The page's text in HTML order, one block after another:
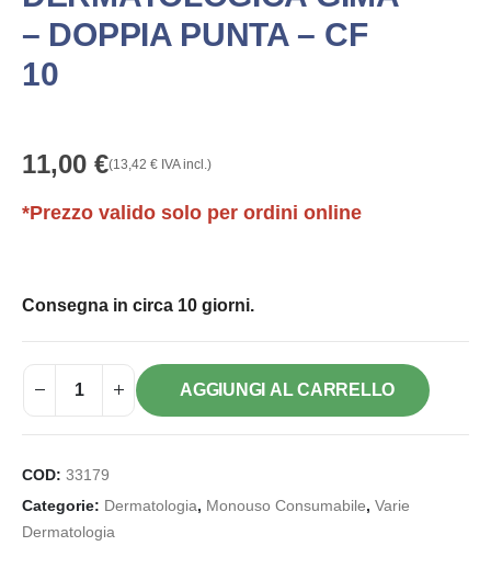
– DOPPIA PUNTA – CF
10
11,00 €(13,42 € IVA incl.)
*Prezzo valido solo per ordini online
Consegna in circa 10 giorni.
AGGIUNGI AL CARRELLO
COD: 33179
Categorie: Dermatologia, Monouso Consumabile, Varie
Dermatologia